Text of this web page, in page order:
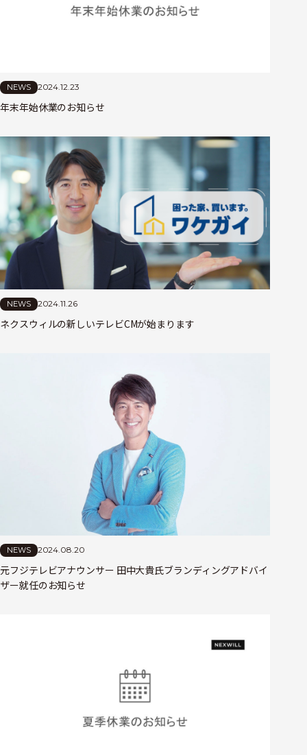
NEWS 2024.12.23
年末年始休業のお知らせ
NEWS 2024.11.26
ネクスウィルの新しいテレビCMが始まります
NEWS 2024.08.20
元フジテレビアナウンサー 田中大貴氏ブランディングアドバイ
ザー就任のお知らせ